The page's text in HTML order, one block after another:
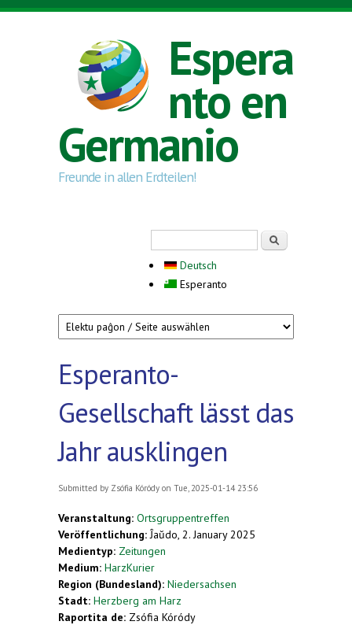
Skip to main content
Espera
nto en
Germanio
Freunde in allen Erdteilen!
Deutsch
Esperanto
Esperanto-
Gesellschaft lässt das
Jahr ausklingen
Submitted by Zsófia Kóródy on Tue, 2025-01-14 23:56
Veranstaltung: Ortsgruppentreffen
Veröffentlichung: Ĵaŭdo, 2. January 2025
Medientyp: Zeitungen
Medium: HarzKurier
Region (Bundesland): Niedersachsen
Stadt: Herzberg am Harz
Raportita de: Zsófia Kóródy